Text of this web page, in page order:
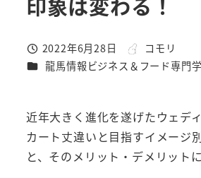
投稿日
2022年6月28日
著
者
コモリ
カテゴリー
龍馬情報ビジネス＆フード専門
近年大きく進化を遂げたウェデ
カート丈違いと目指すイメージ
と、そのメリット・デメリット